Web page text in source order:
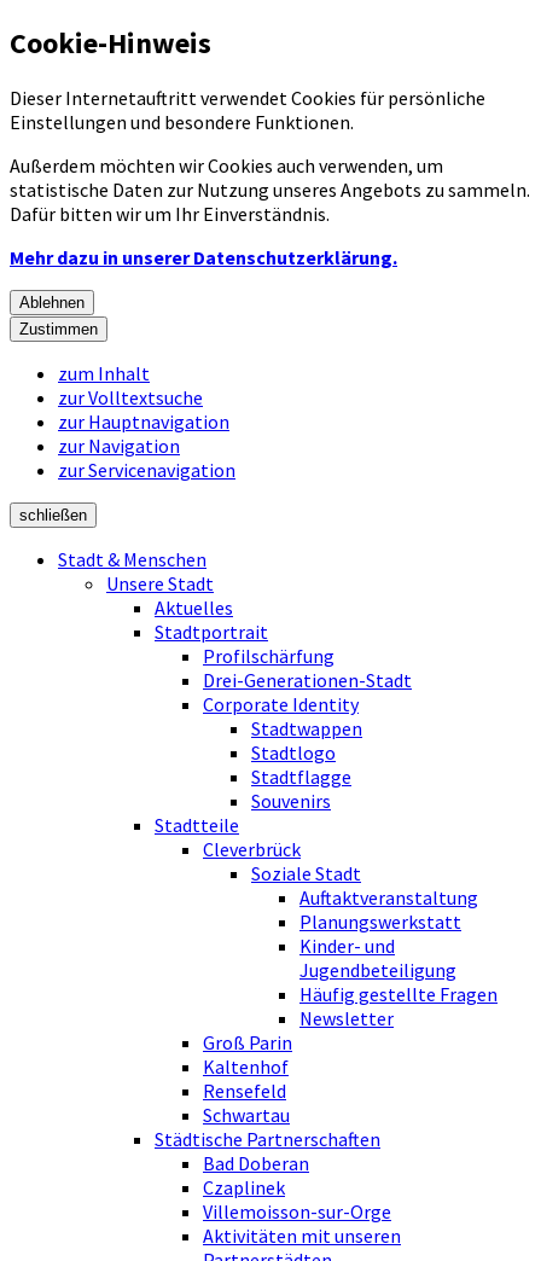
Cookie-Hinweis
Dieser Internetauftritt verwendet Cookies für persönliche
Einstellungen und besondere Funktionen.
Außerdem möchten wir Cookies auch verwenden, um
statistische Daten zur Nutzung unseres Angebots zu sammeln.
Dafür bitten wir um Ihr Einverständnis.
Mehr dazu in unserer Datenschutzerklärung.
Ablehnen
Zustimmen
zum Inhalt
zur Volltextsuche
zur Hauptnavigation
zur Navigation
zur Servicenavigation
schließen
Stadt & Menschen
Unsere Stadt
Aktuelles
Stadtportrait
Profilschärfung
Drei-Generationen-Stadt
Corporate Identity
Stadtwappen
Stadtlogo
Stadtflagge
Souvenirs
Stadtteile
Cleverbrück
Soziale Stadt
Auftaktveranstaltung
Planungswerkstatt
Kinder- und
Jugendbeteiligung
Häufig gestellte Fragen
Newsletter
Groß Parin
Kaltenhof
Rensefeld
Schwartau
Städtische Partnerschaften
Bad Doberan
Czaplinek
Villemoisson-sur-Orge
Aktivitäten mit unseren